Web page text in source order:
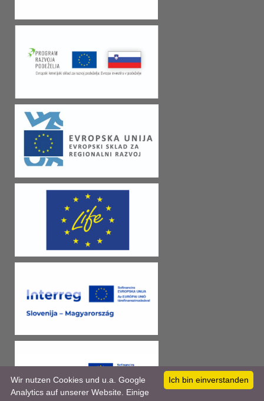
Ich bin einverstanden
Wir nutzen Cookies und u.a. Google
Analytics auf unserer Website. Einige